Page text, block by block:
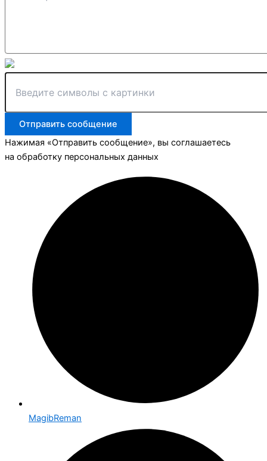
Отправить сообщение
Нажимая «Отправить сообщение», вы соглашаетесь
на обработку персональных данных
MagibReman